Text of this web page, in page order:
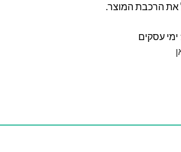
את הרכבת המוצר.